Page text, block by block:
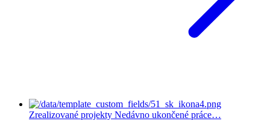
Zrealizované projekty Nedávno ukončené práce…